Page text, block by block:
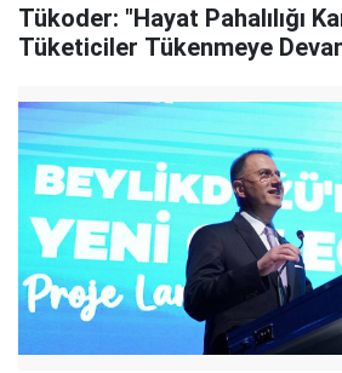
Tükoder: "Hayat Pahalılığı
Tüketiciler Tükenmeye